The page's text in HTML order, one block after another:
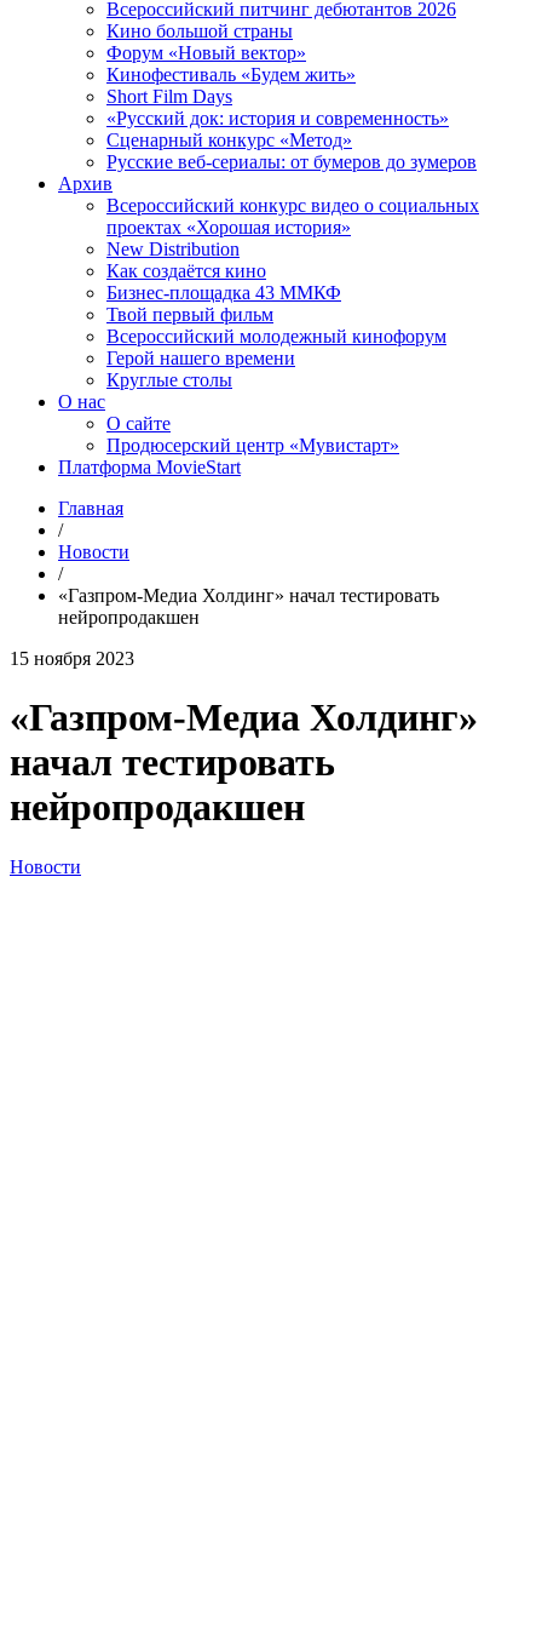
Всероссийский питчинг дебютантов 2026
Кино большой страны
Форум «Новый вектор»
Кинофестиваль «Будем жить»
Short Film Days
«Русский док: история и современность»
Сценарный конкурс «Метод»
Русские веб-сериалы: от бумеров до зумеров
Архив
Всероссийский конкурс видео о социальных
проектах «Хорошая история»
New Distribution
Как создаётся кино
Бизнес-площадка 43 ММКФ
Твой первый фильм
Всероссийский молодежный кинофорум
Герой нашего времени
Круглые столы
О нас
О сайте
Продюсерский центр «Мувистарт»
Платформа MovieStart
Главная
/
Новости
/
«Газпром-Медиа Холдинг» начал тестировать
нейропродакшен
15 ноября 2023
«Газпром-Медиа Холдинг»
начал тестировать
нейропродакшен
Новости